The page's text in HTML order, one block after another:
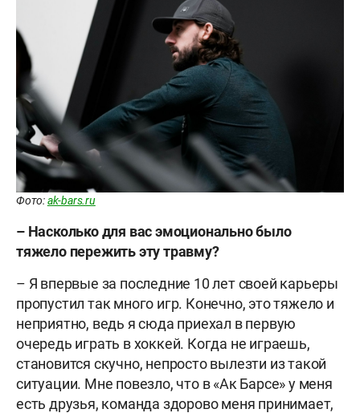
Фото:ak-bars.ru
– Насколько для вас эмоционально было
тяжело пережить эту травму?
– Я впервые за последние 10 лет своей карьеры
пропустил так много игр. Конечно, это тяжело и
неприятно, ведь я сюда приехал в первую
очередь играть в хоккей. Когда не играешь,
становится скучно, непросто вылезти из такой
ситуации. Мне повезло, что в «Ак Барсе» у меня
есть друзья, команда здорово меня принимает,